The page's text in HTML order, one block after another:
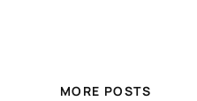
MORE POSTS